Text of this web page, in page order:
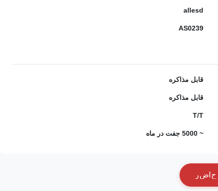
allesd
AS0239
قابل مذاکره
قابل مذاکره
T/T
~ 5000 جفت در ماه
ح ضر